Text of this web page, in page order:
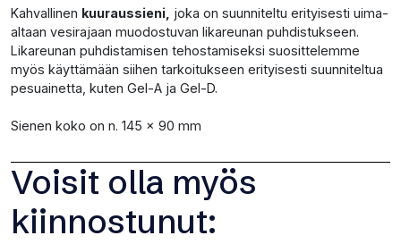
Kahvallinen kuuraussieni, joka on suunniteltu erityisesti uima-
altaan vesirajaan muodostuvan likareunan puhdistukseen.
Likareunan puhdistamisen tehostamiseksi suosittelemme
myös käyttämään siihen tarkoitukseen erityisesti suunniteltua
pesuainetta, kuten Gel-A ja Gel-D.
Sienen koko on n. 145 x 90 mm
Voisit olla myös
kiinnostunut